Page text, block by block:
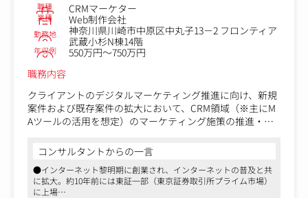
職種 CRMマーケター
業種 Web制作会社
勤務地
神奈川県川崎市中原区中丸子13－2 フロンティア
武蔵小杉N棟14階
年収例
550万円～750万円
職務内容
クライアントのデジタルマーケティング推進に向け、新規
案件および既存案件の拡大において、CRM領域（※主にM
Aツールの活用を想定）のマーケティング施策の推進・実
特定のツールに限定せず、クライアントの課題に合わせて
データの管理から施策の実行、改善までの中流～下流プロ
セスを一貫して担当いただくポジションとなります。
コンサルタントからの一言
●インターネット黎明期に創業され、インターネットの普及と共
に拡大。約10年前には東証一部（東京証券取引所プライム市場）
に上場